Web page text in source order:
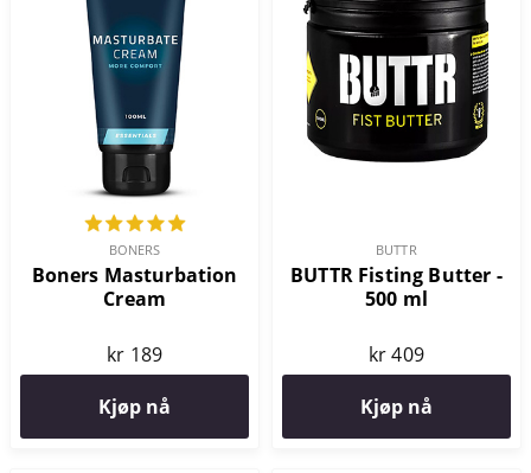
BONERS
Boners Masturbation
Cream
kr 189
Kjøp nå
BUTTR
BUTTR Fisting Butter -
500 ml
kr 409
Kjøp nå